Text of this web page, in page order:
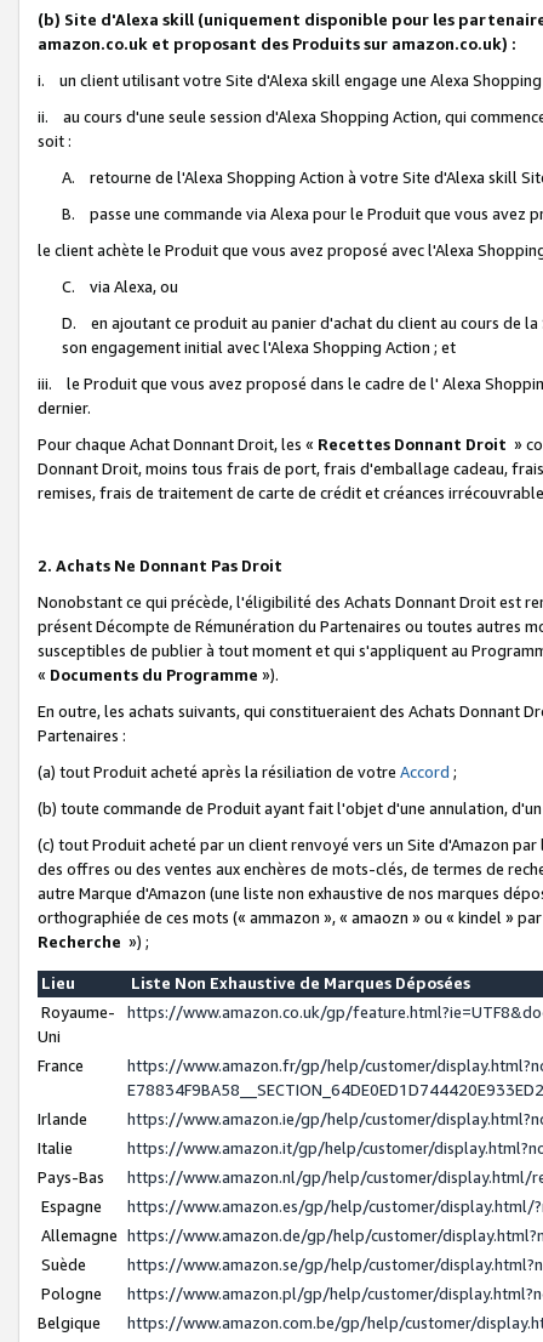
(b) Site d'Alexa skill (uniquement disponible pour les
amazon.co.uk et proposant des Produits sur amazon.co.uk) :
i. un client utilisant votre Site d'Alexa skill engage une Alexa
ii. au cours d'une seule session d'Alexa Shopping Action, qui
soit :
A. retourne de l'Alexa Shopping Action à votre Site d'Alexa skill
B. passe une commande via Alexa pour le Produit que vous avez
le client achète le Produit que vous avez proposé avec l'Alexa
C. via Alexa, ou
D. en ajoutant ce produit au panier d'achat du client au cours de
son engagement initial avec l'Alexa Shopping Action ; et
iii. le Produit que vous avez proposé dans le cadre de l' Alexa
dernier.
Pour chaque Achat Donnant Droit, les « Recettes Donnant Droit »
Donnant Droit, moins tous frais de port, frais d'emballage cadeau,
remises, frais de traitement de carte de crédit et créances
2. Achats Ne Donnant Pas Droit
Nonobstant ce qui précède, l'éligibilité des Achats Donnant Droit est
présent Décompte de Rémunération du Partenaires ou toutes autres
susceptibles de publier à tout moment et qui s'appliquent au
« Documents du Programme »).
En outre, les achats suivants, qui constitueraient des Achats Donnant
Partenaires :
(a) tout Produit acheté après la résiliation de votre Accord ;
(b) toute commande de Produit ayant fait l'objet d'une annulation,
(c) tout Produit acheté par un client renvoyé vers un Site d'Amazon
des offres ou des ventes aux enchères de mots-clés, de termes de
autre Marque d'Amazon (une liste non exhaustive de nos marques
orthographiée de ces mots (« ammazon », « amaozn » ou « kindel »
Recherche ») ;
Lieu
Liste Non Exhaustive de Marques Déposées
Royaume-
Uni
https://www.amazon.co.uk/gp/
France
https://www.amazon.fr/gp/help/customer/
Irlande
https://www.amazon.ie/gp/help/customer/
Italie
https://www.amazon.it/gp/help/customer/
Pays-Bas
https://www.amazon.nl/gp/help/customer/display.html/
Espagne
https://www.amazon.es/gp/help/customer/display.html/
Allemagne https://www.amazon.de/gp/help/customer/
Suède
https://www.amazon.se/gp/help/customer/
Pologne
https://www.amazon.pl/gp/help/customer/
Belgique
https://www.amazon.com.be/gp/help/customer/